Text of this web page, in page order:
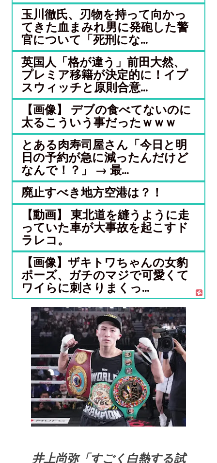
玉川徹氏、刃物を持って向かっ
てきた血まみれ男に発砲した警
官について「死刑にな...
英国人「格が違う」前田大然、
プレミア移籍が決定的に！イプ
スウィッチと原則合意...
【画像】 デブの食べてないのに
太るこういう事だったｗｗｗ
とある肉寿司屋さん「今日と明
日の予約が急に減ったんだけど
なんで！？」 → 最...
廃止すべき地方空港は？！
【動画】 東北道を縫うように走
っていた車が大事故を起こすド
ラレコ。
【画像】ザキトワちゃんの女豹
ポーズ、ガチのマジで可愛くて
ワイらに刺さりまくっ...
井上尚弥「すごく白熱する試